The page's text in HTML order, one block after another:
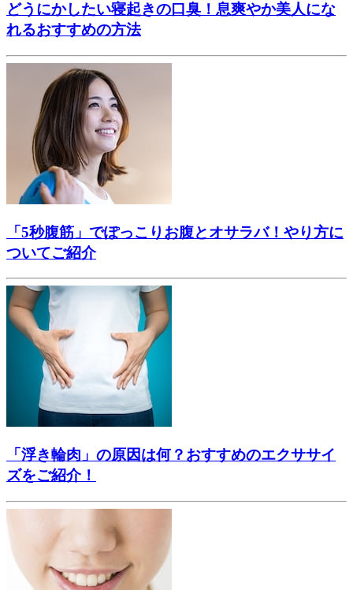
どうにかしたい寝起きの口臭！息爽やか美人にな
れるおすすめの方法
「5秒腹筋」でぽっこりお腹とオサラバ！やり方に
ついてご紹介
「浮き輪肉」の原因は何？おすすめのエクササイ
ズをご紹介！